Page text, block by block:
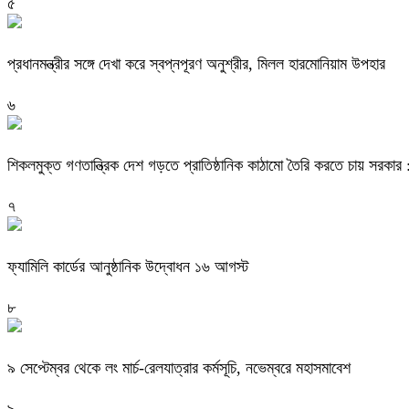
৫
প্রধানমন্ত্রীর সঙ্গে দেখা করে স্বপ্নপূরণ অনুশ্রীর, মিলল হারমোনিয়াম উপহার
৬
শিকলমুক্ত গণতান্ত্রিক দেশ গড়তে প্রাতিষ্ঠানিক কাঠামো তৈরি করতে চায় সরকার
৭
ফ্যামিলি কার্ডের আনুষ্ঠানিক উদ্বোধন ১৬ আগস্ট
৮
৯ সেপ্টেম্বর থেকে লং মার্চ-রেলযাত্রার কর্মসূচি, নভেম্বরে মহাসমাবেশ